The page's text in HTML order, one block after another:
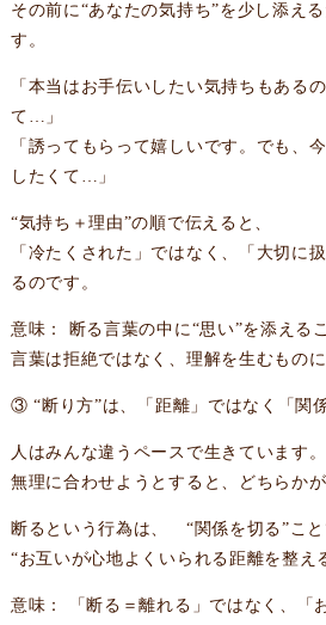
その前に“あなたの気持ち”を少し添え
す。
「本当はお手伝いしたい気持ちもある
て…」
「誘ってもらって嬉しいです。でも、
したくて…」
“気持ち＋理由”の順で伝えると、
「冷たくされた」ではなく、「大切に
るのです。
意味： 断る言葉の中に“思い”を添える
言葉は拒絶ではなく、理解を生むものに
③ “断り方”は、「距離」ではなく「関
人はみんな違うペースで生きています。
無理に合わせようとすると、どちらかが
断るという行為は、 “関係を切る”こと
“お互いが心地よくいられる距離を整え
意味： 「断る＝離れる」ではなく、「